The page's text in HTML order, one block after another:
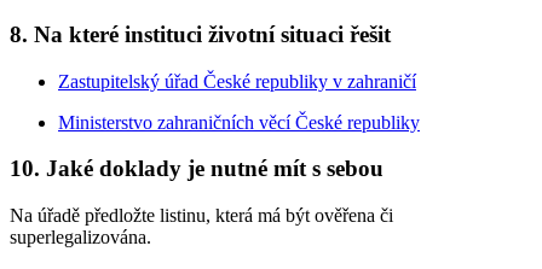
8. Na které instituci životní situaci řešit
Zastupitelský úřad České republiky v zahraničí
Ministerstvo zahraničních věcí České republiky
10. Jaké doklady je nutné mít s sebou
Na úřadě předložte listinu, která má být ověřena či
superlegalizována.